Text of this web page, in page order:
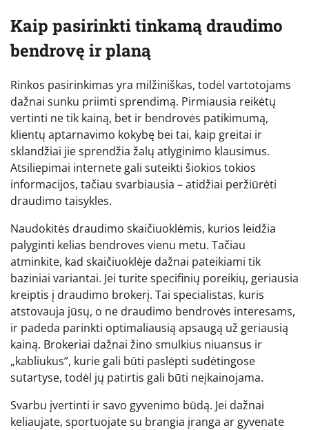
Kaip pasirinkti tinkamą draudimo
bendrovę ir planą
Rinkos pasirinkimas yra milžiniškas, todėl vartotojams
dažnai sunku priimti sprendimą. Pirmiausia reikėtų
vertinti ne tik kainą, bet ir bendrovės patikimumą,
klientų aptarnavimo kokybę bei tai, kaip greitai ir
sklandžiai jie sprendžia žalų atlyginimo klausimus.
Atsiliepimai internete gali suteikti šiokios tokios
informacijos, tačiau svarbiausia – atidžiai peržiūrėti
draudimo taisykles.
Naudokitės draudimo skaičiuoklėmis, kurios leidžia
palyginti kelias bendroves vienu metu. Tačiau
atminkite, kad skaičiuoklėje dažnai pateikiami tik
baziniai variantai. Jei turite specifinių poreikių, geriausia
kreiptis į draudimo brokerį. Tai specialistas, kuris
atstovauja jūsų, o ne draudimo bendrovės interesams,
ir padeda parinkti optimaliausią apsaugą už geriausią
kainą. Brokeriai dažnai žino smulkius niuansus ir
„kabliukus”, kurie gali būti paslėpti sudėtingose
sutartyse, todėl jų patirtis gali būti neįkainojama.
Svarbu įvertinti ir savo gyvenimo būdą. Jei dažnai
keliaujate, sportuojate su brangia įranga ar gyvenate